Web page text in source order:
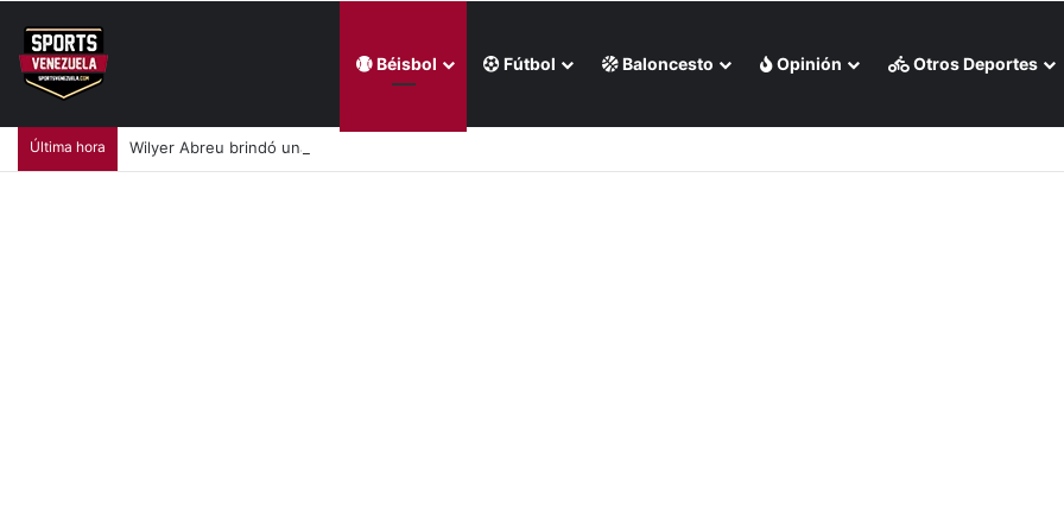
Béisbol Fútbol Baloncesto Opinión Otros Deportes
Última hora Wilyer Abreu brindó una exhibición de fuerza y Medias Rojas apaleó a Medias Blancas (+Video)